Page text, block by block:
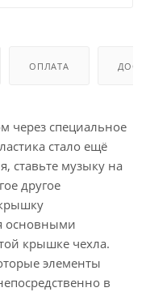
ОПЛАТА
через специальное
стало ещё
ставьте музыку на
другое
основными
крышке чехла.
элементы
в